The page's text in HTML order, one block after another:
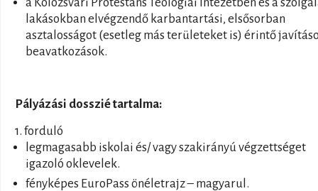
lakásokban elvégzendő karbantartási, elsősorban
asztalosságot (esetleg más területeket is) érintő
beavatkozások.
Pályázási dosszié tartalma:
1. forduló
legmagasabb iskolai és/ vagy szakirányú végzettséget
igazoló oklevelek.
fényképes EuroPass önéletrajz – magyarul.